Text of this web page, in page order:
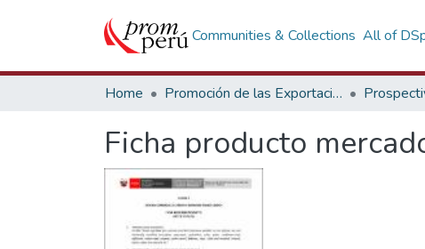
Communities & Collections All of
Home Promoción de las Exportaciones
Ficha producto